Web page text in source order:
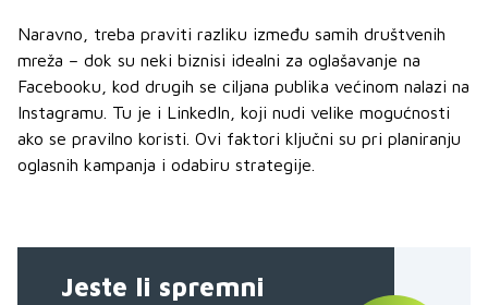
Naravno, treba praviti razliku između samih društvenih
mreža – dok su neki biznisi idealni za oglašavanje na
Facebooku, kod drugih se ciljana publika većinom nalazi na
Instagramu. Tu je i LinkedIn, koji nudi velike mogućnosti
ako se pravilno koristi. Ovi faktori ključni su pri planiranju
oglasnih kampanja i odabiru strategije.
Jeste li spremni